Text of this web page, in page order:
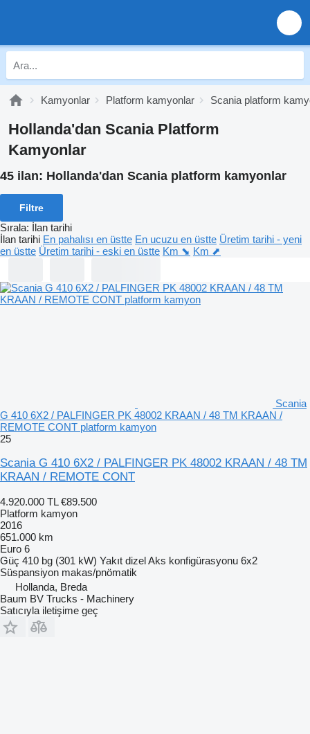
Kamyonlar Platform kamyonlar Scania platform
Hollanda'dan Scania Platform
Kamyonlar
45 ilan: Hollanda'dan Scania platform kamyonlar
Filtre
Sırala: İlan tarihi
İlan tarihi En pahalısı en üstte En ucuzu en üstte Üretim tarihi - yeni
en üstte Üretim tarihi - eski en üstte Km ⬊ Km ⬈
Scania
G 410 6X2 / PALFINGER PK 48002 KRAAN / 48 TM KRAAN /
REMOTE CONT platform kamyon
25
Scania G 410 6X2 / PALFINGER PK 48002 KRAAN / 48 TM
KRAAN / REMOTE CONT
4.920.000 TL €89.500
Platform kamyon
2016
651.000 km
Euro 6
Güç 410 bg (301 kW) Yakıt dizelAks konfigürasyonu 6x2
Süspansiyon makas/pnömatik
Hollanda, Breda
Baum BV Trucks - Machinery
Satıcıyla iletişime geç